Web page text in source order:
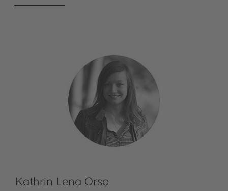
Kathrin Lena Orso